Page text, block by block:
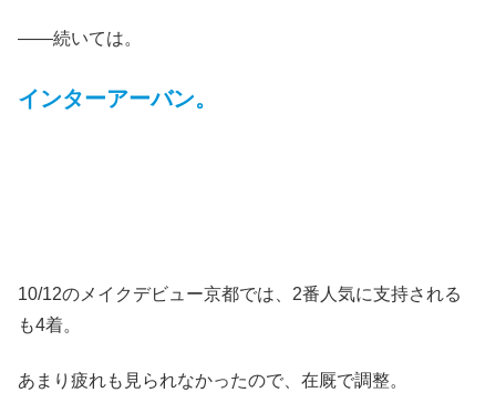
――続いては。
インターアーバン。
10/12のメイクデビュー京都では、2番人気に支持される
も4着。
あまり疲れも見られなかったので、在厩で調整。